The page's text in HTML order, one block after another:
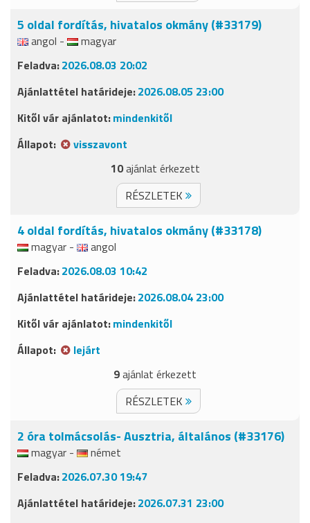
5 oldal fordítás, hivatalos okmány (#33179)
angol -
magyar
2026.08.03 20:02
2026.08.05 23:00
mindenkitől
visszavont
10ajánlat érkezett
RÉSZLETEK
4 oldal fordítás, hivatalos okmány (#33178)
magyar -
angol
2026.08.03 10:42
2026.08.04 23:00
mindenkitől
lejárt
9ajánlat érkezett
RÉSZLETEK
2 óra tolmácsolás- Ausztria, általános (#33176)
magyar -
német
2026.07.30 19:47
2026.07.31 23:00